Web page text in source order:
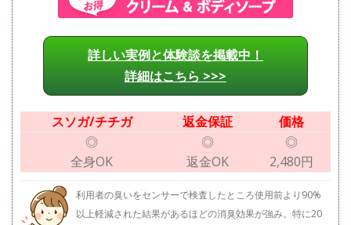
詳しい実例と体験談を掲載中！
詳細はこちら >>>
スソガ/チチガ 返金保証
価格
◎
全身OK
◎
返金OK
◎
2,480円
利用者の臭いをセンサーで検査したところ使用前より90%
以上軽減された結果があるほどの消臭効果が強み。特に20